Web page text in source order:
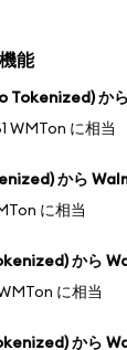
能
Tokenized) か
WMTon に相当
から
に相当
から
に相当
から